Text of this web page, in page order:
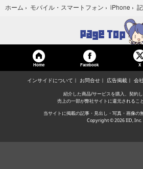
ホーム › モバイル・スマートフォン › iPhone ›
Home Facebook X
インサイドについて お問合せ 広告掲載 会
紹介した商品/サービスを購入、契約し
売上の一部が弊社サイトに還元されるこ
当サイトに掲載の記事・見出し・写真・画像の
Copyright © 2026 IID, Inc.